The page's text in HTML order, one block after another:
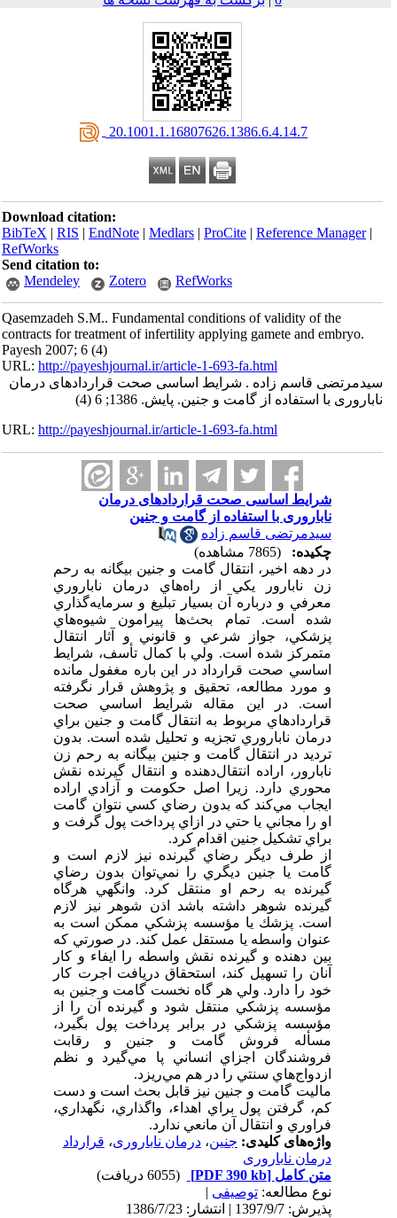
‎ 20.1001.1.16807626.1386.6.4.14.7
Download citation:
BibTeX|RIS|EndNote|Medlars|ProCite|Reference Manager
RefWorks
Send citation to:
Mendeley
Zotero RefWorks
Qasemzadeh S.M.. Fundamental conditions of validity of the
contracts for treatment of infertility applying gamete and embryo.
Payesh 2007; 6 (4)
URL:http://payeshjournal.ir/article-1-693-fa.html
سیدمرتضی قاسم زاده . شرایط اساسی صحت قراردادهای درمان
ناباروری با استفاده از گامت و جنین. پایش. 1386; 6 (4)
URL:http://payeshjournal.ir/article-1-693-fa.html
شرایط اساسی صحت قراردادهای درمان
ناباروری با استفاده از گامت و جنین
سیدمرتضی قاسم زاده
چکیده:
در دهه اخير، انتقال گامت و جنين بيگانه به رحم
زن نابارور يكي از راه‌هاي درمان ناباروري
معرفي و درباره آن بسيار تبليغ و سرمايه‌گذاري
شده است. تمام بحث‌ها پيرامون شيوه‌هاي
پزشكي، جواز شرعي و قانوني و آثار انتقال
متمركز شده است. ولي با كمال تأسف، شرايط
اساسي صحت قرارداد در اين باره مغفول مانده
و مورد مطالعه، تحقيق و پژوهش قرار نگرفته
است. در اين مقاله شرايط اساسي صحت
قراردادهاي مربوط به انتقال گامت و جنين براي
درمان ناباروري تجزيه و تحليل شده است. بدون
ترديد در انتقال گامت و جنين بيگانه به رحم زن
نابارور، اراده انتقال‌‌دهنده و انتقال گيرنده نقش
محوري دارد. زيرا اصل حكومت و آزادي اراده
ايجاب مي‌كند كه بدون رضاي كسي نتوان گامت
او را مجاني يا حتي در ازاي پرداخت پول گرفت و
براي تشكيل جنين اقدام كرد.
از طرف ديگر رضاي گيرنده نيز لازم است و
گامت يا جنين ديگري را نمي‌توان بدون رضاي
گيرنده به رحم او منتقل كرد. وانگهي هرگاه
گيرنده شوهر داشته باشد اذن شوهر نيز لازم
است. پزشك يا مؤسسه پزشكي ممكن است به
عنوان واسطه يا مستقل عمل كند. در صورتي كه
بين دهنده و گيرنده نقش واسطه را ايفاء و كار
آنان را تسهيل كند، استحقاق دريافت اجرت كار
خود را دارد. ولي هر گاه نخست گامت و جنين به
مؤسسه پزشكي منتقل شود و گيرنده آن را از
مؤسسه پزشكي در برابر پرداخت پول بگيرد،
مسأله فروش گامت و جنين و رقابت
فروشندگان اجزاي انساني پا مي‌گيرد و نظم
ازدواج‌هاي سنتي را در هم مي‌ريزد.
ماليت گامت و جنين نيز قابل بحث است و دست
كم، گرفتن پول براي اهداء، واگذاري، نگهداري،
فراوري و انتقال آن مانعي ندارد.
واژه‌های کلیدی:جنین،درمان ناباروری،قرارداد
درمان ناباروری
متن کامل[PDF 390 kb]
نوع مطالعه:توصیفی|
پذیرش: 1397/9/7 | انتشار: 1386/7/23